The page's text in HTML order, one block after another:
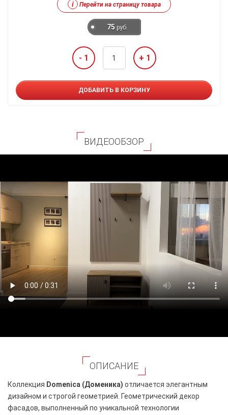
i Перейти на страницу товара
75 руб.
- 1 + 1
ДОБАВИТЬ В КОРЗИНУ
ВИДЕООБЗОР
ОПИСАНИЕ
Коллекция Domenica (Доменика) отличается элегантным
дизайном и строгой геометрией. Геометрический декор
фасадов, выполненный по уникальной технологии